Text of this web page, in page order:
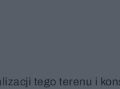
tego terenu i